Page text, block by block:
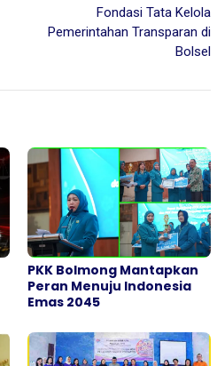
Fondasi Tata Kelola
Pemerintahan Transparan di
Bolsel
PKK Bolmong Mantapkan
Peran Menuju Indonesia
Emas 2045